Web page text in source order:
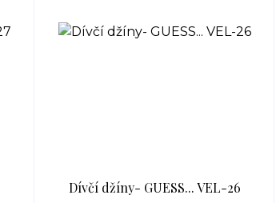
Dívčí džíny- GUESS... VEL-26